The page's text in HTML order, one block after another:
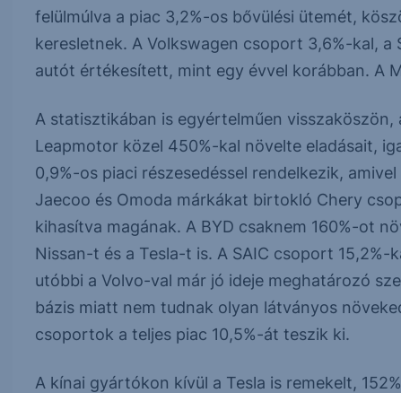
felülmúlva a piac 3,2%-os bővülési ütemét,
keresletnek. A Volkswagen csoport 3,6%-kal, a
autót értékesített, mint egy évvel korábban. A
A statisztikában is egyértelműen
Leapmotor közel 450%-kal növelte eladásait,
0,9%-os piaci részesedéssel rendelkezik,
Jaecoo és Omoda márkákat birtokló Chery
kihasítva magának. A BYD csaknem 160%-ot
Nissan-t és a Tesla-t is. A SAIC csoport
utóbbi a Volvo-val már jó ideje meghatározó
bázis miatt nem tudnak olyan látványos
csoportok a teljes piac 10,5%-át teszik ki.
A kínai gyártókon kívül a Tesla is remekelt,